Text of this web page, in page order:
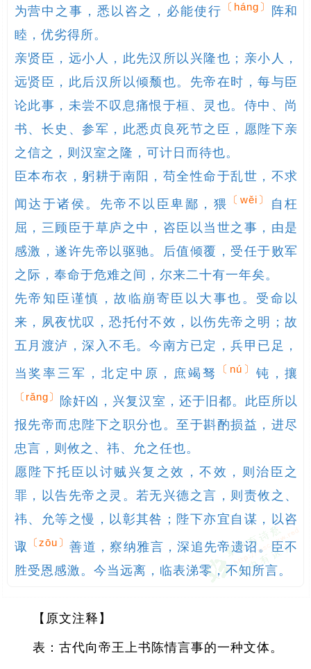
为营中之事，悉以咨之，必能使行 〔háng〕
阵和
睦，优劣得所。
亲贤臣，远小人，此先汉所以兴隆也；亲小人，
远贤臣，此后汉所以倾颓也。先帝在时，每与臣
论此事，未尝不叹息痛恨于桓、灵也。侍中、尚
书、长史、参军，此悉贞良死节之臣，愿陛下亲
之信之，则汉室之隆，可计日而待也。
臣本布衣，躬耕于南阳，苟全性命于乱世，不求
闻达于诸侯。先帝不以臣卑鄙，猥
〔wěi〕
自枉
屈，三顾臣于草庐之中，咨臣以当世之事，由是
感激，遂许先帝以驱驰。后值倾覆，受任于败军
之际，奉命于危难之间，尔来二十有一年矣。
先帝知臣谨慎，故临崩寄臣以大事也。受命以
来，夙夜忧叹，恐托付不效，以伤先帝之明；故
五月渡泸，深入不毛。今南方已定，兵甲已足，
当奖率三军，北定中原，庶竭驽
〔nú〕 钝，攘
〔rǎng〕
除奸凶，兴复汉室，还于旧都。此臣所以
报先帝而忠陛下之职分也。至于斟酌损益，进尽
忠言，则攸之、祎、允之任也。
愿陛下托臣以讨贼兴复之效，不效，则治臣之
罪，以告先帝之灵。若无兴德之言，则责攸之、
祎、允等之慢，以彰其咎；陛下亦宜自谋，以咨
诹
〔zōu〕 善道，察纳雅言，深追先帝遗诏。臣不
胜受恩感激。今当远离，临表涕零，不知所言。
【原文注释】
表：古代向帝王上书陈情言事的一种文体。